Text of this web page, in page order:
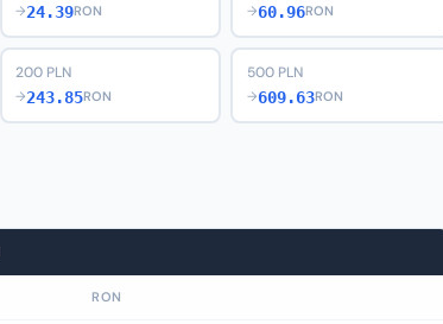
→24.39RON →60.96RON
200 PLN
→243.85RON
500 PLN
→609.63RON
RON